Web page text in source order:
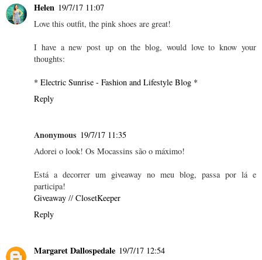
Helen 19/7/17 11:07
Love this outfit, the pink shoes are great!
I have a new post up on the blog, would love to know your
thoughts:
* Electric Sunrise - Fashion and Lifestyle Blog *
Reply
Anonymous 19/7/17 11:35
Adorei o look! Os Mocassins são o máximo!
Está a decorrer um giveaway no meu blog, passa por lá e
participa!
Giveaway // ClosetKeeper
Reply
Margaret Dallospedale 19/7/17 12:54